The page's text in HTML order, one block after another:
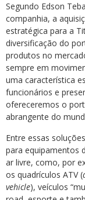
Segundo Edson
companhia, a
estratégica para a
diversificação do
produtos no
sempre em
uma característica
funcionários e
ofereceremos o
abrangente do
Entre essas
para equipamentos
ar livre, como, por
os quadrículos ATV (
vehicle), veículos